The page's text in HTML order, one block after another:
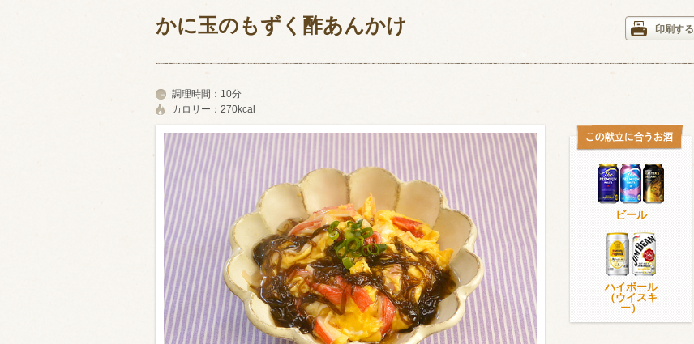
和食 洋食 イタリアン
卵・乳製品 加工食品系 くだもの
お米・麺
類・穀物
その他
ビール ハイボール（ウイスキー） ウイスキー・ブランデー 焼酎
赤ワイン 白ワイン
検索
かに玉のもずく酢あんかけ 印刷する
調理時間： 10分
カロリー： 270kcal
ビール
ハイボール
（ウイスキ
ー）